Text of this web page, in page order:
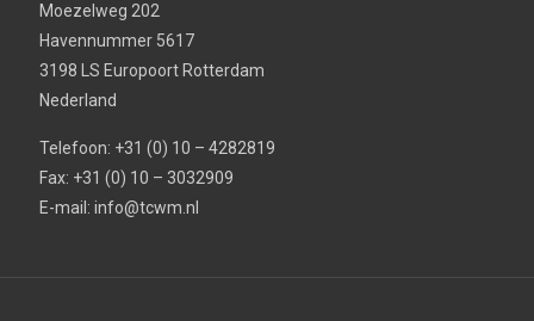
Moezelweg 202
Havennummer 5617
3198 LS Europoort Rotterdam
Nederland
Telefoon: +31 (0) 10 – 4282819
Fax: +31 (0) 10 – 3032909
E-mail: info@tcwm.nl